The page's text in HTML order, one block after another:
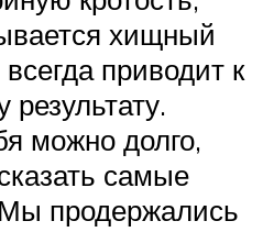
хищный
приводит к
можно долго,
самые
продержались